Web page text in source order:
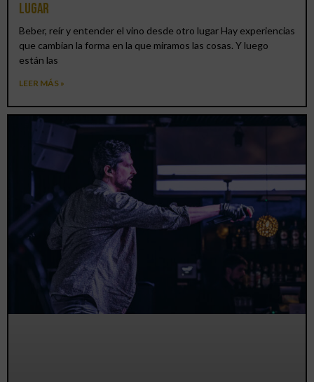
lugar
Beber, reír y entender el vino desde otro lugar Hay experiencias
que cambian la forma en la que miramos las cosas. Y luego
están las
LEER MÁS »